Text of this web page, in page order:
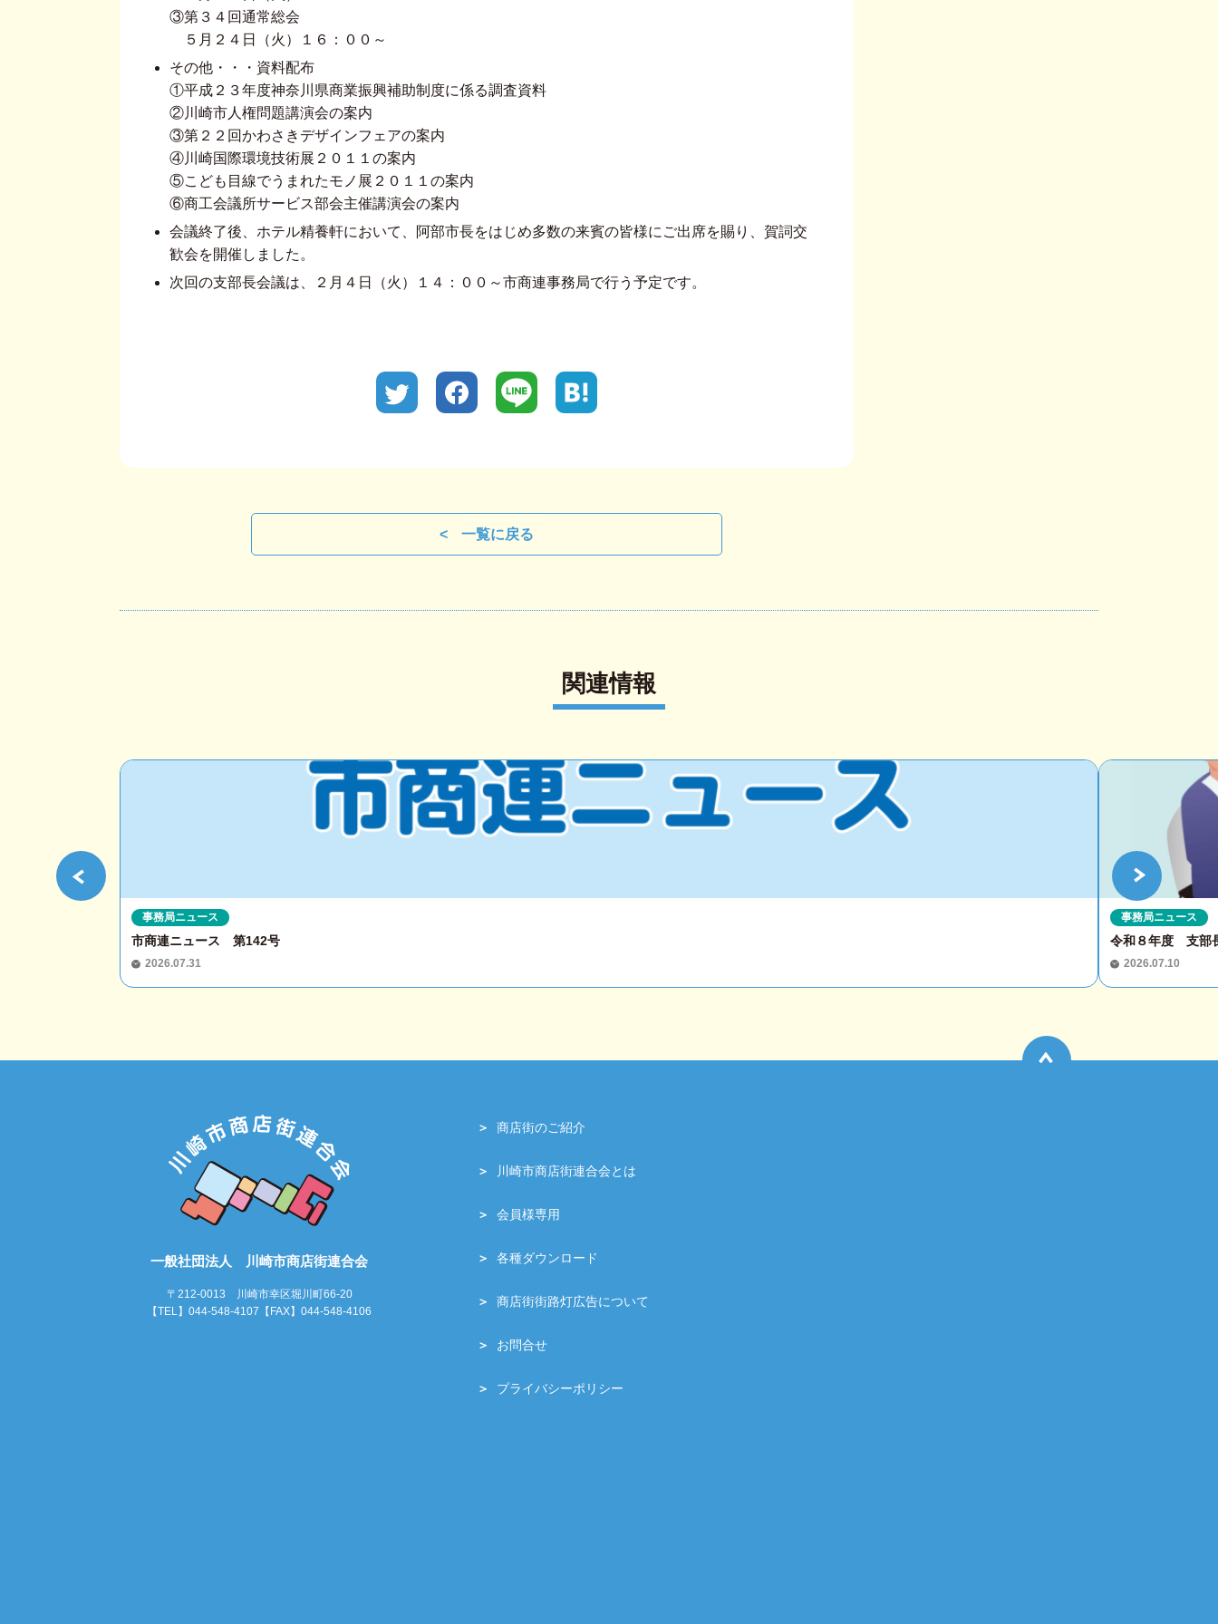
③第３４回通常総会
５月２４日（火）１６：００～
その他・・・資料配布
①平成２３年度神奈川県商業振興補助制度に係る調査資料
②川崎市人権問題講演会の案内
③第２２回かわさきデザインフェアの案内
④川崎国際環境技術展２０１１の案内
⑤こども目線でうまれたモノ展２０１１の案内
⑥商工会議所サービス部会主催講演会の案内
会議終了後、ホテル精養軒において、阿部市長をはじめ多数の来賓の皆様にご出席を賜り、賀詞交
歓会を開催しました。
次回の支部長会議は、２月４日（火）１４：００～市商連事務局で行う予定です。
一覧に戻る
関連情報
市商連ニュース 第142号
2026.07.31
事務局ニュース
令和８年度 支部
2026.07.10
事務局ニュース
一般社団法人 川崎市商店街連合会
〒212-0013 川崎市幸区堀川町66-20
【TEL】044-548-4107【FAX】044-548-4106
商店街のご紹介
川崎市商店街連合会とは
会員様専用
各種ダウンロード
商店街街路灯広告について
お問合せ
プライバシーポリシー